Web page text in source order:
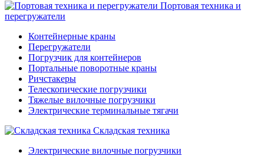
Портовая техника и
перегружатели
Контейнерные краны
Перегружатели
Погрузчик для контейнеров
Портальные поворотные краны
Ричстакеры
Телескопические погрузчики
Тяжелые вилочные погрузчики
Электрические терминальные тягачи
Складская техника
Электрические вилочные погрузчики